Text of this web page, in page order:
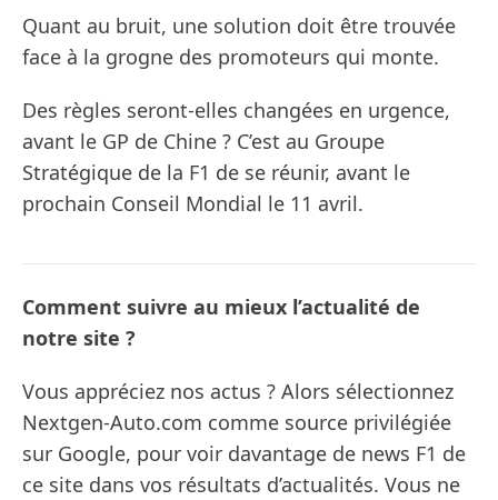
Quant au bruit, une solution doit être trouvée
face à la grogne des promoteurs qui monte.
Des règles seront-elles changées en urgence,
avant le GP de Chine ? C’est au Groupe
Stratégique de la F1 de se réunir, avant le
prochain Conseil Mondial le 11 avril.
Comment suivre au mieux l’actualité de
notre site ?
Vous appréciez nos actus ? Alors sélectionnez
Nextgen-Auto.com comme source privilégiée
sur Google, pour voir davantage de news F1 de
ce site dans vos résultats d’actualités. Vous ne